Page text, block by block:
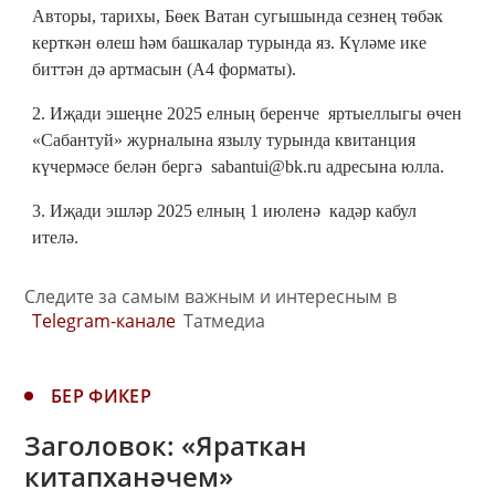
Авторы, тарихы, Бөек Ватан сугышында сезнең төбәк
керткән өлеш һәм башкалар турында яз. Күләме ике
биттән дә артмасын (А4 форматы).
2. Иҗади эшеңне 2025 елның беренче яртыеллыгы өчен
«Сабантуй» журналына язылу турында квитанция
күчермәсе белән бергә sabantui@bk.ru адресына юлла.
3. Иҗади эшләр 2025 елның 1 июленә кадәр кабул
ителә.
Следите за самым важным и интересным в
Telegram-канале Татмедиа
БЕР ФИКЕР
Заголовок: «Яраткан
китапханәчем»